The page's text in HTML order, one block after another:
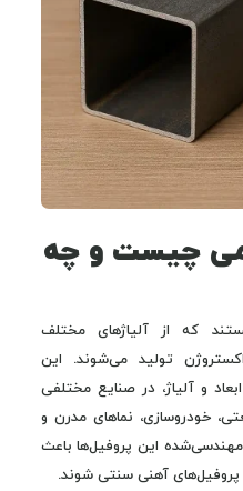
چیست و چه
که از آلیاژهای مختلف
تولید می‌شوند. این
و آلیاژ، در صنایع مختلفی
خودروسازی، نماهای مدرن و
مهندسی‌شده این پروفیل‌ها باعث
پروفیل‌های آهنی سنتی شوند.